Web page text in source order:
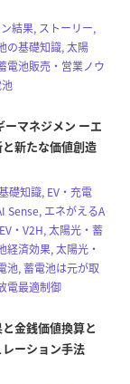
結果, ストーリー,
の基礎知識, 太陽
電池販売・営業ノウ
マネジメン ーエ
新たな価値創造
礎知識, EV・充電
Sense, エネがえるA
・V2H, 太陽光・蓄
経済効果, 太陽光・
池, 蓄電池は元が取
電最適制御
金銭価値換算と
ーション手法